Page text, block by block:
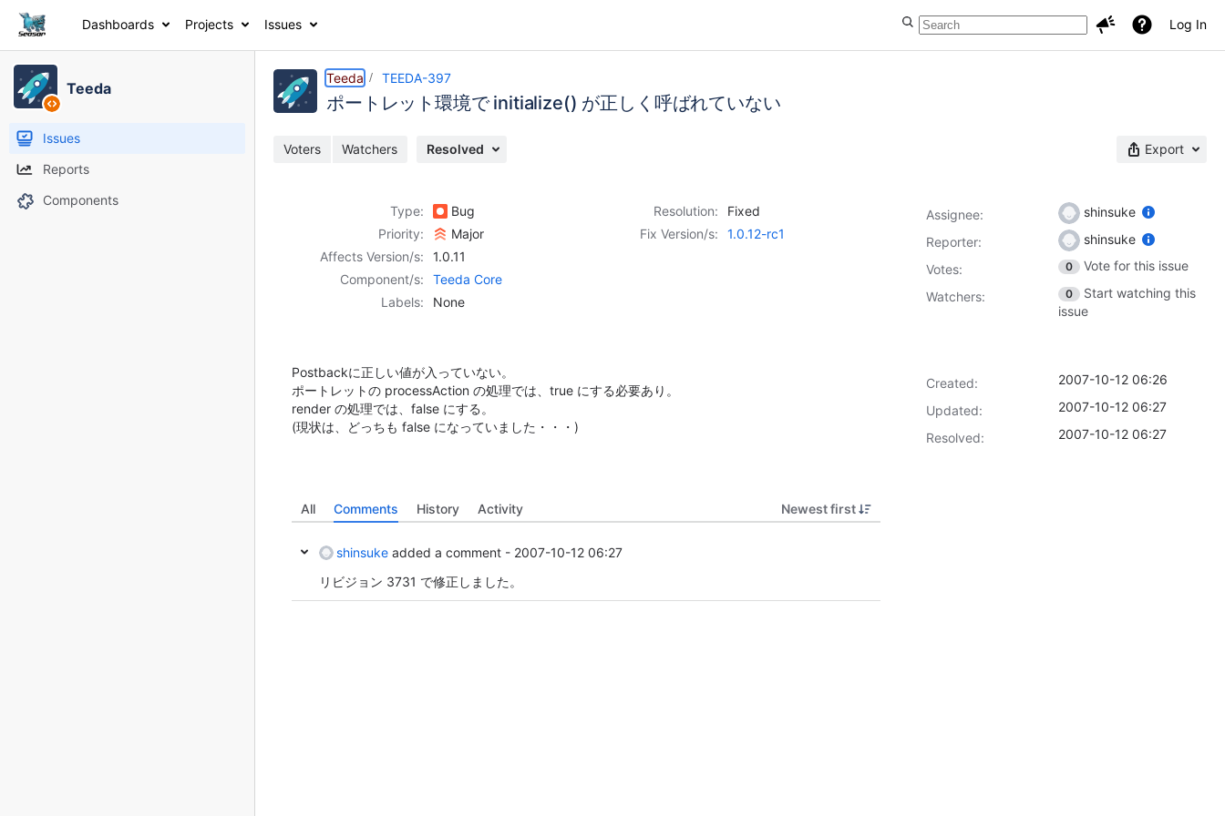
Dashboards Projects Issues Log In
Teeda
Issues
Reports
Components
Teeda TEEDA-397
ポートレット環境で initialize() が正しく呼ばれていない
Voters Watchers Resolved Export
Type: Bug Resolution:
Fixed
Priority:
Major Fix Version/s:
1.0.12-rc1
Affects Version/s:
1.0.11
Component/s:
Teeda Core
Labels:
None
Postbackに正しい値が入っていない。
ポートレットの processAction の処理では、true にする必要あり。
render の処理では、false にする。
(現状は、どっちも false になっていました・・・)
All Comments History Activity Newest first
shinsuke added a comment - 2007-10-12 06:27
リビジョン 3731 で修正しました。
Assignee:
shinsuke
Reporter:
shinsuke
Votes: 0
Vote for this issue
Watchers:
0
Start watching this
issue
Created:
2007-10-12 06:26
Updated:
2007-10-12 06:27
Resolved:
2007-10-12 06:27